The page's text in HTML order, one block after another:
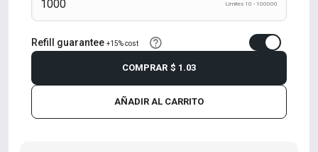
Límites 10 - 100000
Refill guarantee +15% cost
AÑADIR AL CARRITO
COMPRAR $ 1.03